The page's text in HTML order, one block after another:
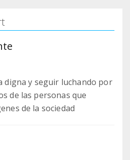
digna y seguir luchando por
de las personas que
de la sociedad